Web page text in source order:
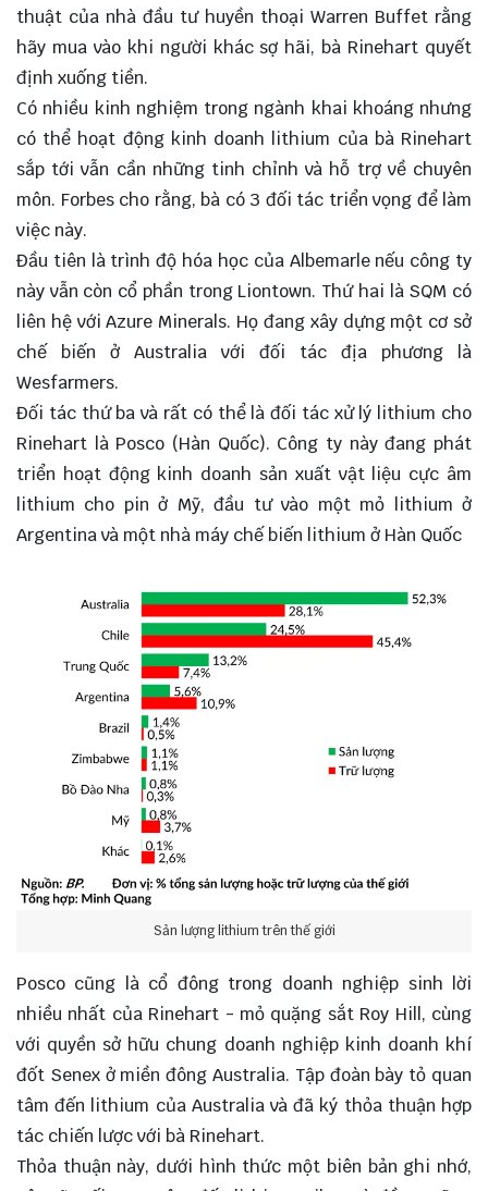
thuật của nhà đầu tư huyền thoại Warren Buffet rằng
hãy mua vào khi người khác sợ hãi, bà Rinehart quyết
định xuống tiền.
Có nhiều kinh nghiệm trong ngành khai khoáng nhưng
có thể hoạt động kinh doanh lithium của bà Rinehart
sắp tới vẫn cần những tinh chỉnh và hỗ trợ về chuyên
môn. Forbes cho rằng, bà có 3 đối tác triển vọng để làm
việc này.
Đầu tiên là trình độ hóa học của Albemarle nếu công ty
này vẫn còn cổ phần trong Liontown. Thứ hai là SQM có
liên hệ với Azure Minerals. Họ đang xây dựng một cơ sở
chế biến ở Australia với đối tác địa phương là
Wesfarmers.
Đối tác thứ ba và rất có thể là đối tác xử lý lithium cho
Rinehart là Posco (Hàn Quốc). Công ty này đang phát
triển hoạt động kinh doanh sản xuất vật liệu cực âm
lithium cho pin ở Mỹ, đầu tư vào một mỏ lithium ở
Argentina và một nhà máy chế biến lithium ở Hàn Quốc
Sản lượng lithium trên thế giới
Posco cũng là cổ đông trong doanh nghiệp sinh lời
nhiều nhất của Rinehart - mỏ quặng sắt Roy Hill, cùng
với quyền sở hữu chung doanh nghiệp kinh doanh khí
đốt Senex ở miền đông Australia. Tập đoàn bày tỏ quan
tâm đến lithium của Australia và đã ký thỏa thuận hợp
tác chiến lược với bà Rinehart.
Thỏa thuận này, dưới hình thức một biên bản ghi nhớ,